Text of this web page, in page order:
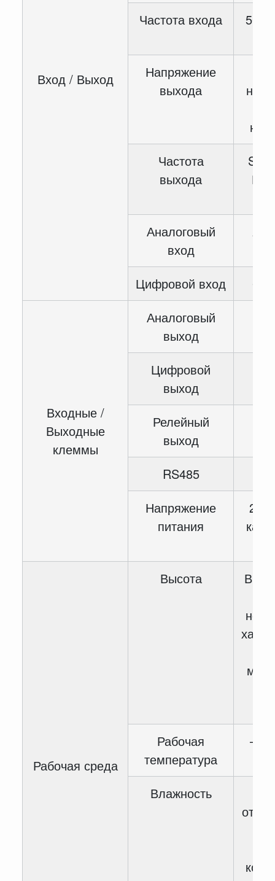
Вход / Выход
Частота входа
50 /
Напряжение
выхода
Частота
выхода
Гц,
Аналоговый
вход
2-
Цифровой вход 6-
Входные /
Выходные
клеммы
Аналоговый
выход
Цифровой
выход
Релейный
выход
RS485
Напряжение
питания
2-
Рабочая среда
Высота
Рабочая
температура
—
Влажность